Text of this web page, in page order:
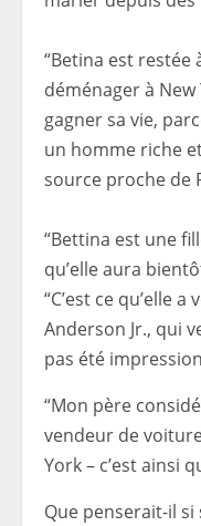
“Betina est restée
déménager à
gagner sa vie,
un homme riche
source proche de
“Bettina est une
qu’elle aura
“C’est ce qu’elle
Anderson Jr., qui
pas été
“Mon père
vendeur de
York – c’est ainsi
Que penserait-il